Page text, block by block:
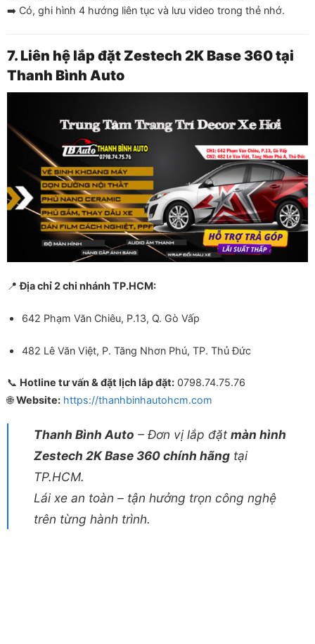
➡️ Có, ghi hình 4 hướng liên tục và lưu video trong thẻ nhớ.
7. Liên hệ lắp đặt Zestech 2K Base 360 tại
Thanh Bình Auto
📍Địa chỉ 2 chi nhánh TP.HCM:
642 Phạm Văn Chiêu, P.13, Q. Gò Vấp
482 Lê Văn Việt, P. Tăng Nhơn Phú, TP. Thủ Đức
📞 Hotline tư vấn & đặt lịch lắp đặt: 0798.74.75.76
🌐Website: https://thanhbinhautohcm.com
Thanh Bình Auto – Đơn vị lắp đặt màn hình
Zestech 2K Base 360 chính hãng tại
TP.HCM.
Lái xe an toàn – tận hưởng trọn công nghệ
trên từng hành trình.